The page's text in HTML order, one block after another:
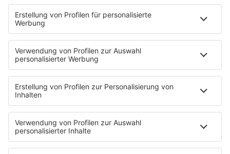
STARTSEITE
SERVICE
Kontakt
Newsletter
Jobs & Praktika
Pressekontakt
Presse & Downloads
Verkehr
Wetter
EMPFANG